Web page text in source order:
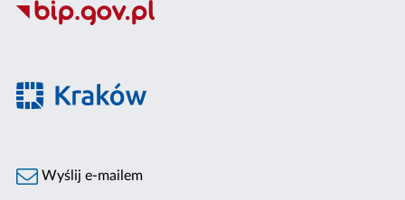
Wyślij e-mailem